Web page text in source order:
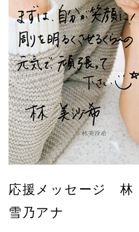
応援メッセージ 林
雪乃アナ